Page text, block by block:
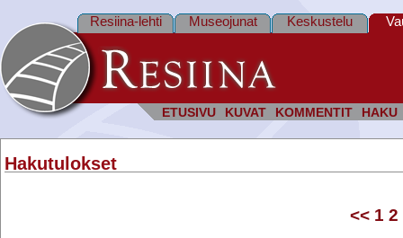
ETUSIVU KUVAT KOMMENTIT HAKU
Resiina-lehti Museojunat Keskustelu
Hakutulokset
<< 1 2